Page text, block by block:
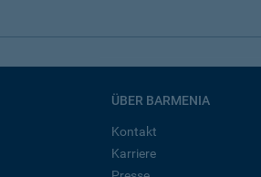
ÜBER BARMENIA
Kontakt
Karriere